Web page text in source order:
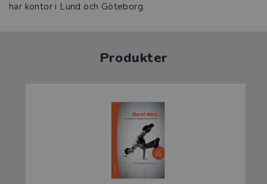
har kontor i Lund och Göteborg.
Produkter